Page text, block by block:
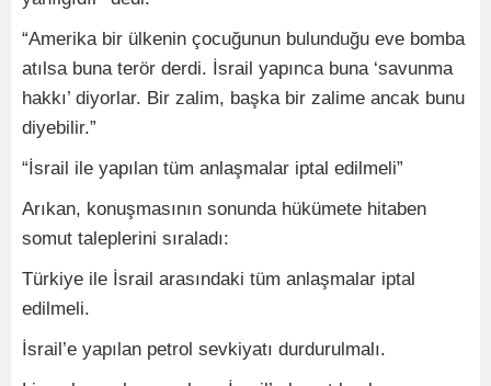
“Amerika bir ülkenin çocuğunun bulunduğu eve bomba
atılsa buna terör derdi. İsrail yapınca buna ‘savunma
hakkı’ diyorlar. Bir zalim, başka bir zalime ancak bunu
diyebilir.”
“İsrail ile yapılan tüm anlaşmalar iptal edilmeli”
Arıkan, konuşmasının sonunda hükümete hitaben
somut taleplerini sıraladı:
Türkiye ile İsrail arasındaki tüm anlaşmalar iptal
edilmeli.
İsrail’e yapılan petrol sevkiyatı durdurulmalı.